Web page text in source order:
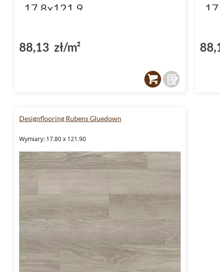
17.8x121.9
88,13 zł/m²
Designflooring Rubens Gluedown
Wymiary: 17.80 x 121.90